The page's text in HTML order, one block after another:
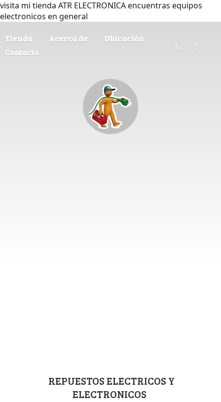
visita mi tienda ATR ELECTRONICA encuentras equipos
electronicos en general
Tienda Acerca de
Ubicación
Contacto
REPUESTOS ELECTRICOS Y
ELECTRONICOS